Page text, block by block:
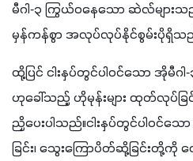
မီဂါ-၃ ကြွယ်ဝနေသော ဆဲလ်များသ
မှန်ကန်စွာ အလုပ်လုပ်နိုင်စွမ်းပိုရှိသ
ထို့ပြင် ငါးနှပ်တွင်ပါဝင်သော အိုမီဂါ-
ဟုခေါ်သည့် ဟိုမုန်းများ ထုတ်လုပ်ခ
ညှိပေးပါသည်။ငါးနှပ်တွင်ပါဝင်သ
ခြင်း၊ သွေးကြောပိတ်ဆို့ခြင်းတို့ကို